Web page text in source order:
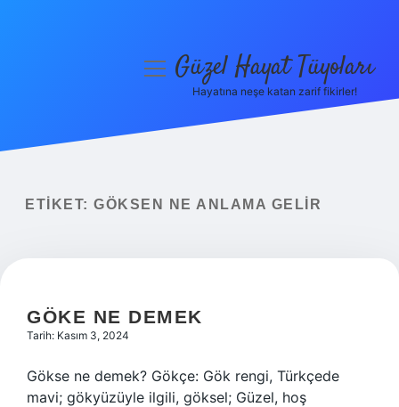
Yasal Uyarı
menüyüGüzel Hayat Tüyoları
Hayatına neşe katan zarif fikirler!
ETIKET: GÖKSEN NE ANLAMA GELIR
GÖKE NE DEMEK
Tarih: Kasım 3, 2024
Gökse ne demek? Gökçe: Gök rengi, Türkçede
mavi; gökyüzüyle ilgili, göksel; Güzel, hoş